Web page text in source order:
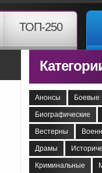
ТОП-250
Анонсы Боевые
Биографические
Вестерны
Драмы
Криминальные